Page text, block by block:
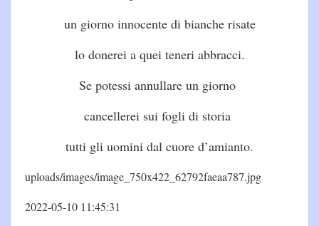
un giorno innocente di bianche risate
lo donerei a quei teneri abbracci.
Se potessi annullare un giorno
cancellerei sui fogli di storia
tutti gli uomini dal cuore d’amianto.
uploads/images/image_750x422_62792faeaa787.jpg
2022-05-10 11:45:31